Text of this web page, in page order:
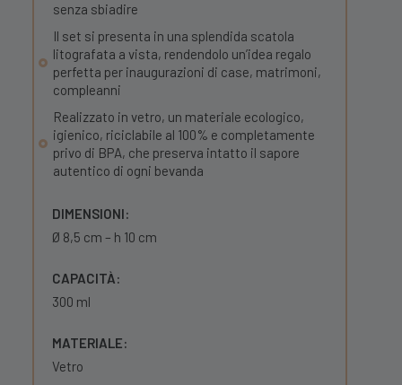
senza sbiadire
Il set si presenta in una splendida scatola
litografata a vista, rendendolo un’idea regalo
perfetta per inaugurazioni di case, matrimoni,
compleanni
Realizzato in vetro, un materiale ecologico,
igienico, riciclabile al 100% e completamente
privo di BPA, che preserva intatto il sapore
autentico di ogni bevanda
DIMENSIONI:
Ø 8,5 cm – h 10 cm
CAPACITÀ:
300 ml
MATERIALE:
Vetro